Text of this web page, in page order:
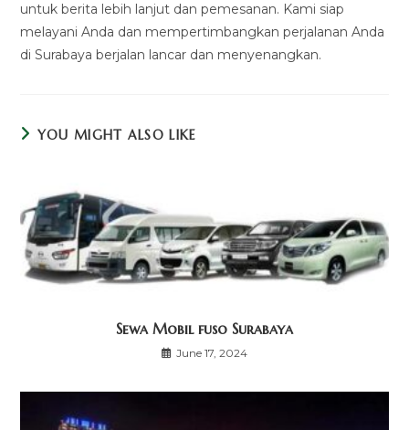
untuk berita lebih lanjut dan pemesanan. Kami siap
melayani Anda dan mempertimbangkan perjalanan Anda
di Surabaya berjalan lancar dan menyenangkan.
YOU MIGHT ALSO LIKE
Sewa Mobil fuso Surabaya
June 17, 2024